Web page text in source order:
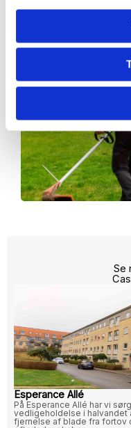
Se
Esperance Allé
På Esperance Allé har vi
vedligeholdelse i
fjernelse af blade fra fortov